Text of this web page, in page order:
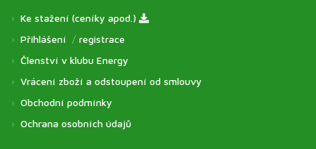
Ke stažení (ceníky apod.)
Přihlášení / registrace
Členství v klubu Energy
Vrácení zboží a odstoupení od smlouvy
Obchodní podmínky
Ochrana osobních údajů